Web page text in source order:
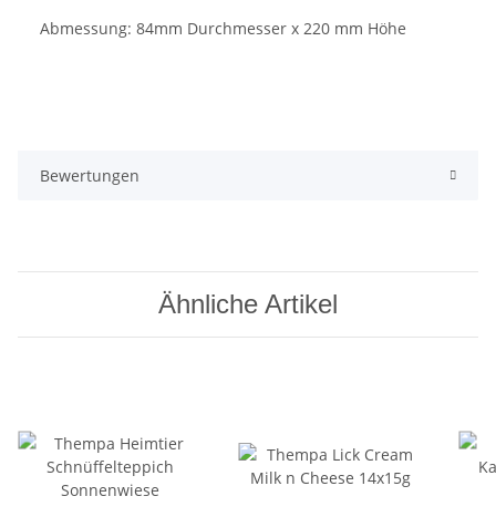
Abmessung: 84mm Durchmesser x 220 mm Höhe
Bewertungen
Ähnliche Artikel